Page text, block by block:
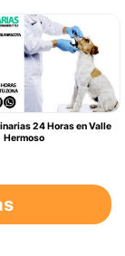
24 Horas en Valle
Hermoso